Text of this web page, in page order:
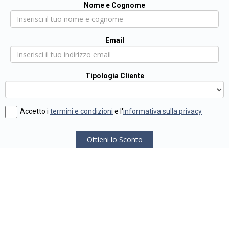
Nome e Cognome
Email
Tipologia Cliente
Accetto i termini e condizioni e l'informativa sulla privacy
Ottieni lo Sconto